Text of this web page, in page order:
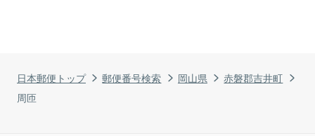
日本郵便トップ 郵便番号検索 岡山県
赤磐郡吉井町
周匝